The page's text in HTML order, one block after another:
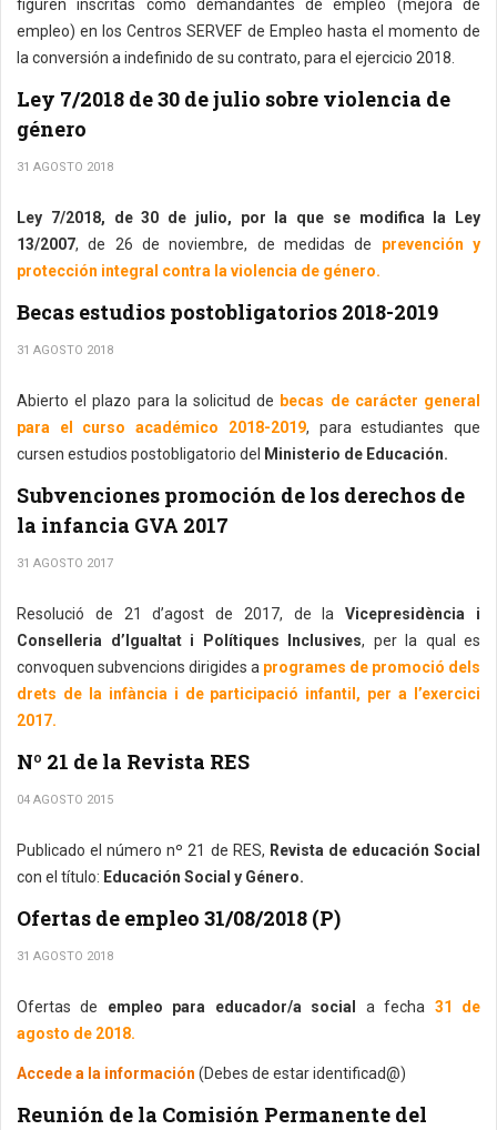
figuren inscritas como demandantes de empleo (mejora de
empleo) en los Centros SERVEF de Empleo hasta el momento de
la conversión a indefinido de su contrato, para el ejercicio 2018.
Ley 7/2018 de 30 de julio sobre violencia de
género
31 AGOSTO 2018
Ley 7/2018, de 30 de julio, por la que se modifica la Ley
13/2007, de 26 de noviembre, de medidas de prevención y
protección integral contra la violencia de género.
Becas estudios postobligatorios 2018-2019
31 AGOSTO 2018
Abierto el plazo para la solicitud de becas de carácter general
para el curso académico 2018-2019, para estudiantes que
cursen estudios postobligatorio del
Ministerio de Educación.
Subvenciones promoción de los derechos de
la infancia GVA 2017
31 AGOSTO 2017
Resolució de 21 d’agost de 2017, de laVicepresidència i
Conselleria d’Igualtat i Polítiques Inclusives, per la qual es
convoquen subvencions dirigides a programes de promoció dels
drets de la infància i de participació infantil, per a l’exercici
2017.
Nº 21 de la Revista RES
04 AGOSTO 2015
Publicado el número nº 21 de RES, Revista de educación Social
con el título: Educación Social y Género.
Ofertas de empleo 31/08/2018 (P)
31 AGOSTO 2018
Ofertas de empleo para educador/a social a fecha 31 de
agosto de 2018.
Accede a la información (Debes de estar identificad@)
Reunión de la Comisión Permanente del